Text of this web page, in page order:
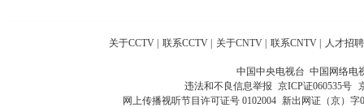
关于CCTV 联系CCTV 关于CNTV 联系CNTV 人才招聘
中国中央电视台 中国网络电
违法和不良信息举报 京ICP证060535号
网上传播视听节目许可证号 0102004 新出网证（京）